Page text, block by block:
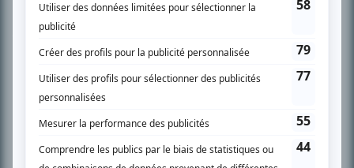
Chroniqueur télé du journal Le Soleil depuis 2001, Richard Therrien carbure à
son petit écran. Celui qu’on surnomme parfois «l’encyclopédie de la
spécialité: la télé québécoise. On peut l’entendre régulièrement commenter
En savoir plus »
SUR LE RÉSEAU BIZZ MÉDIA